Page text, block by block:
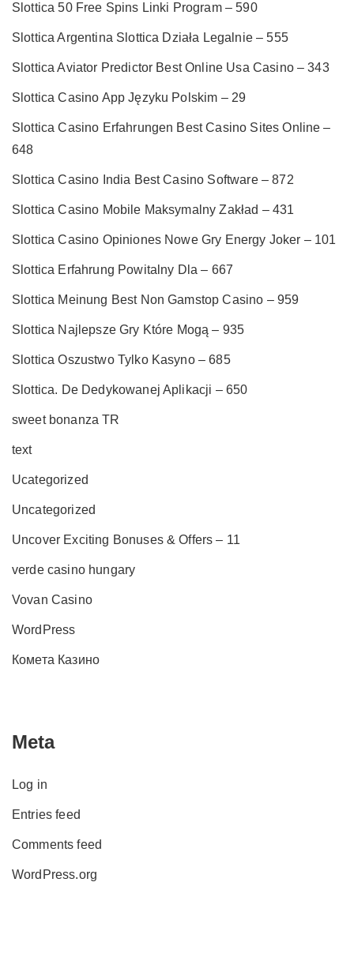
Slottica 50 Free Spins Linki Program – 590
Slottica Argentina Slottica Działa Legalnie – 555
Slottica Aviator Predictor Best Online Usa Casino – 343
Slottica Casino App Języku Polskim – 29
Slottica Casino Erfahrungen Best Casino Sites Online –
648
Slottica Casino India Best Casino Software – 872
Slottica Casino Mobile Maksymalny Zakład – 431
Slottica Casino Opiniones Nowe Gry Energy Joker – 101
Slottica Erfahrung Powitalny Dla – 667
Slottica Meinung Best Non Gamstop Casino – 959
Slottica Najlepsze Gry Które Mogą – 935
Slottica Oszustwo Tylko Kasyno – 685
Slottica. De Dedykowanej Aplikacji – 650
sweet bonanza TR
text
Ucategorized
Uncategorized
Uncover Exciting Bonuses & Offers – 11
verde casino hungary
Vovan Casino
WordPress
Комета Казино
Meta
Log in
Entries feed
Comments feed
WordPress.org